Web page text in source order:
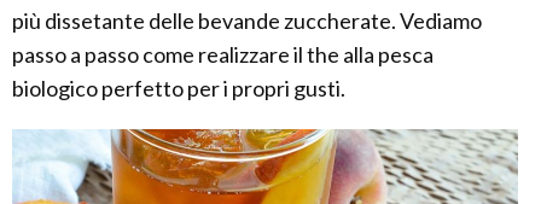
più dissetante delle bevande zuccherate. Vediamo
passo a passo come realizzare il the alla pesca
biologico perfetto per i propri gusti.